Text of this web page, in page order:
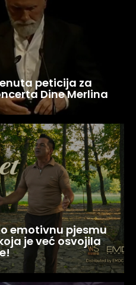
peticija za
Dine Merlina
emotivnu pjesmu
je već osvojila